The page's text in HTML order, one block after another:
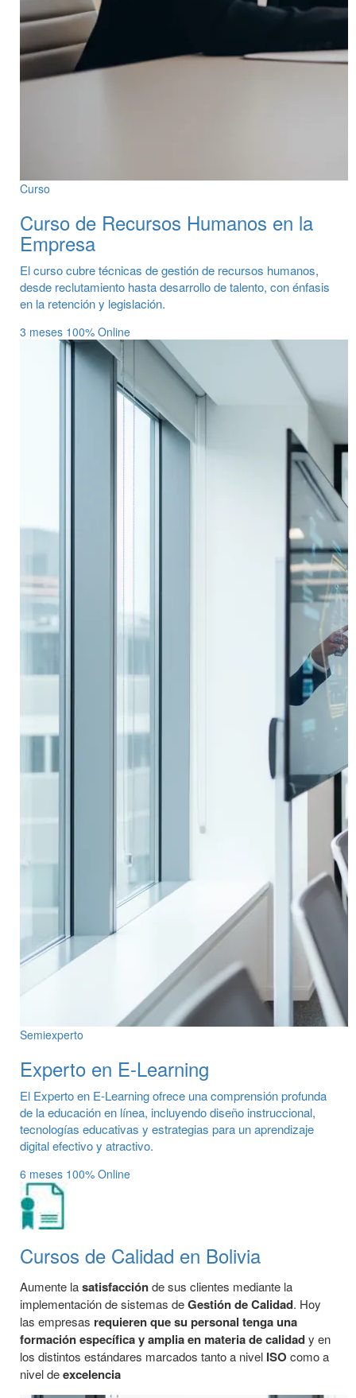
Curso
Curso de Recursos Humanos en la
Empresa
El curso cubre técnicas de gestión de recursos humanos,
desde reclutamiento hasta desarrollo de talento, con énfasis
en la retención y legislación.
3 meses 100% Online
Semiexperto
Experto en E-Learning
El Experto en E-Learning ofrece una comprensión profunda
de la educación en línea, incluyendo diseño instruccional,
tecnologías educativas y estrategias para un aprendizaje
digital efectivo y atractivo.
6 meses 100% Online
Cursos de Calidad en Bolivia
Aumente lasatisfacciónde sus clientes mediante la
implementación de sistemas deGestión de Calidad. Hoy
las empresas requieren que su personal tenga una
formación específica y amplia en materia de calidady en
los distintos estándares marcados tanto a nivel ISO como a
nivel deexcelencia